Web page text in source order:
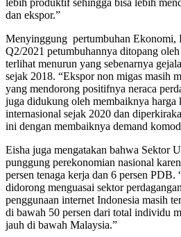
dan ekspor.”
Menyinggung pertumbuhan Ekonomi,
Q2/2021 petumbuhannya ditopang
terlihat menurun yang sebenarnya
sejak 2018. “Ekspor non migas masih
yang mendorong positifnya neraca
juga didukung oleh membaiknya harga
internasional sejak 2020 dan
ini dengan membaiknya demand
Eisha juga mengatakan bahwa Sektor
punggung perekonomian nasional
persen tenaga kerja dan 6 persen
didorong menguasai sektor
penggunaan internet Indonesia masih
di bawah 50 persen dari total individu
jauh di bawah Malaysia.”